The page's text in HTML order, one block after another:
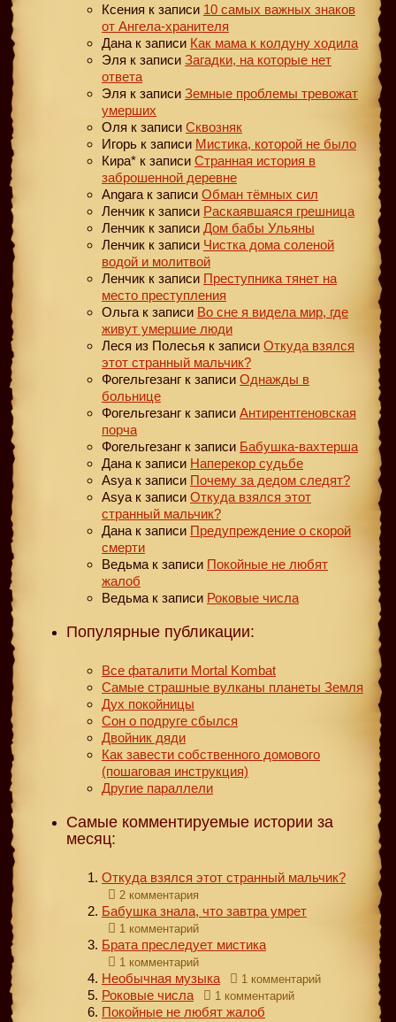
Ксения к записи 10 самых важных знаков
от Ангела-хранителя
Дана к записи Как мама к колдуну ходила
Эля к записи Загадки, на которые нет
ответа
Эля к записи Земные проблемы тревожат
умерших
Оля к записи Сквозняк
Игорь к записи Мистика, которой не было
Кира* к записи Странная история в
заброшенной деревне
Angara к записи Обман тёмных сил
Ленчик к записи Раскаявшаяся грешница
Ленчик к записи Дом бабы Ульяны
Ленчик к записи Чистка дома соленой
водой и молитвой
Ленчик к записи Преступника тянет на
место преступления
Ольга к записи Во сне я видела мир, где
живут умершие люди
Леся из Полесья к записи Откуда взялся
этот странный мальчик?
Фогельгезанг к записи Однажды в
больнице
Фогельгезанг к записи Антирентгеновская
порча
Фогельгезанг к записи Бабушка-вахтерша
Дана к записи Наперекор судьбе
Asya к записи Почему за дедом следят?
Asya к записи Откуда взялся этот
странный мальчик?
Дана к записи Предупреждение о скорой
смерти
Ведьма к записи Покойные не любят
жалоб
Ведьма к записи Роковые числа
Популярные публикации:
Все фаталити Mortal Kombat
Самые страшные вулканы планеты Земля
Дух покойницы
Сон о подруге сбылся
Двойник дяди
Как завести собственного домового
(пошаговая инструкция)
Другие параллели
Самые комментируемые истории за
месяц:
Откуда взялся этот странный мальчик?
2 комментария
Бабушка знала, что завтра умрет
1 комментарий
Брата преследует мистика
1 комментарий
Необычная музыка 1 комментарий
Роковые числа 1 комментарий
Покойные не любят жалоб